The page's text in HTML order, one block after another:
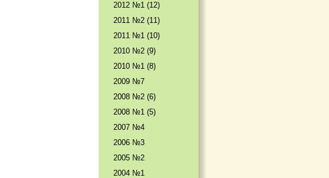
2012 №1 (12)
2011 №2 (11)
2011 №1 (10)
2010 №2 (9)
2010 №1 (8)
2009 №7
2008 №2 (6)
2008 №1 (5)
2007 №4
2006 №3
2005 №2
2004 №1